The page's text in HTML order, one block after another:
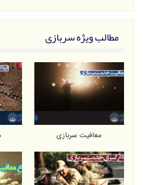
مطالب ویژه سربازی
معافیت سربازی